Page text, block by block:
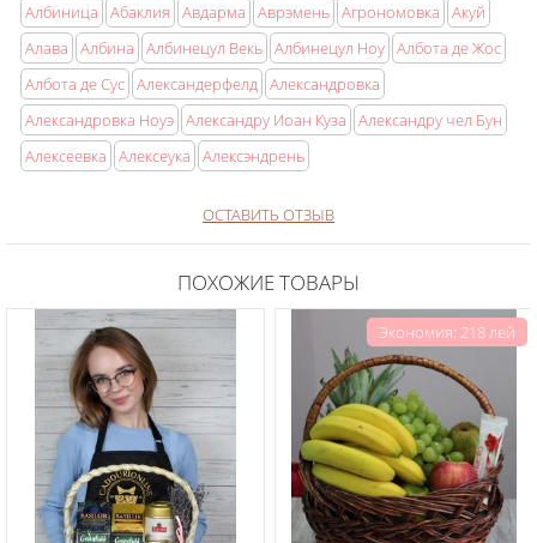
Албиница Абаклия Авдарма Аврэмень Агрономовка
Акуй
Алава
Албина Албинецул Векь Албинецул Ноу Албота де Жос
Албота де Сус Александерфелд Александровка
Александровка Ноуэ Александру Иоан Куза
Александру чел Бун
Алексеевка
Алексеука Алексэндрень
ОСТАВИТЬ ОТЗЫВ
ПОХОЖИЕ ТОВАРЫ
Экономия: 218 лей